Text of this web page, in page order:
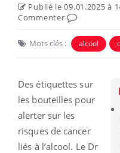
Publié le 09.01.2025 à
Commenter
Mots clés : alcool
Des étiquettes sur
les bouteilles pour
alerter sur les
risques de cancer
liés à l’alcool. Le Dr